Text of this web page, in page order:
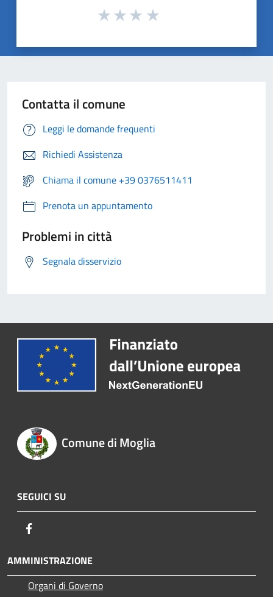
Contatta il comune
Leggi le domande frequenti
Richiedi Assistenza
Chiama il comune +39 0376511411
Prenota un appuntamento
Problemi in città
Segnala disservizio
Comune di Moglia
SEGUICI SU
AMMINISTRAZIONE
Organi di Governo